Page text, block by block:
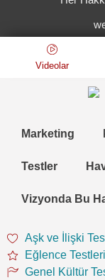
Videolar
Marketing
Testler
Vizyonda Bu
Aşk ve İlişki
Eğlence Testleri
Genel Kültür